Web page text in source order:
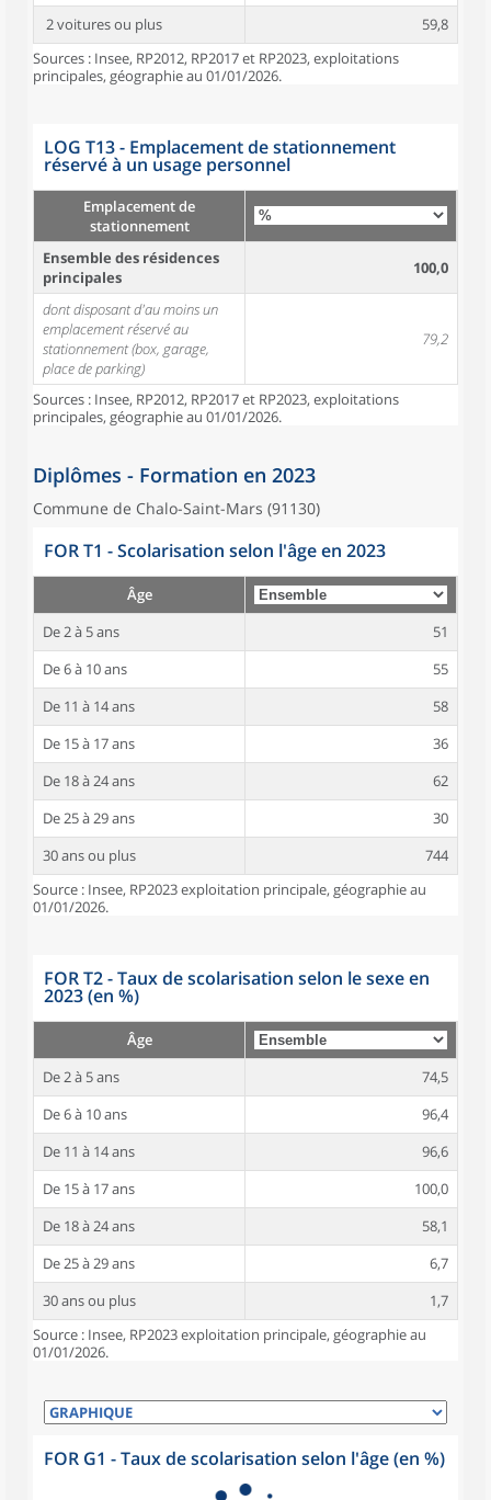
2 voitures ou plus
59,8
Sources : Insee, RP2012, RP2017 et RP2023, exploitations
principales, géographie au 01/01/2026.
LOG T13 - Emplacement de stationnement
réservé à un usage personnel
Emplacement de
stationnement
Ensemble des résidences
principales
100,0
dont disposant d'au moins un
emplacement réservé au
stationnement (box, garage,
place de parking)
79,2
Sources : Insee, RP2012, RP2017 et RP2023, exploitations
principales, géographie au 01/01/2026.
Diplômes - Formation en 2023
Commune de Chalo-Saint-Mars (91130)
FOR T1 - Scolarisation selon l'âge en 2023
Âge
De 2 à 5 ans
51
De 6 à 10 ans
55
De 11 à 14 ans
58
De 15 à 17 ans
36
De 18 à 24 ans
62
De 25 à 29 ans
30
30 ans ou plus
744
Source : Insee, RP2023 exploitation principale, géographie au
01/01/2026.
FOR T2 - Taux de scolarisation selon le sexe en
2023 (en %)
Âge
De 2 à 5 ans
74,5
De 6 à 10 ans
96,4
De 11 à 14 ans
96,6
De 15 à 17 ans
100,0
De 18 à 24 ans
58,1
De 25 à 29 ans
6,7
30 ans ou plus
1,7
Source : Insee, RP2023 exploitation principale, géographie au
01/01/2026.
FOR G1 - Taux de scolarisation selon l'âge (en %)